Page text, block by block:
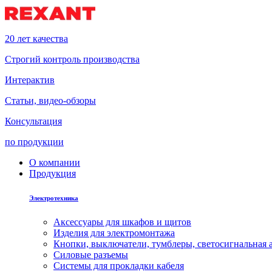
20 лет качества
Строгий контроль производства
Интерактив
Статьи, видео-обзоры
Консультация
по продукции
О компании
Продукция
Электротехника
Аксессуары для шкафов и щитов
Изделия для электромонтажа
Кнопки, выключатели, тумблеры, светосигнальная
Силовые разъемы
Системы для прокладки кабеля